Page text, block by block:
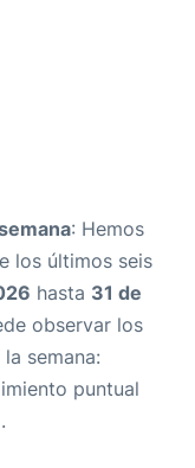
: Hemos
los últimos seis
hasta 31 de
observar los
semana:
puntual